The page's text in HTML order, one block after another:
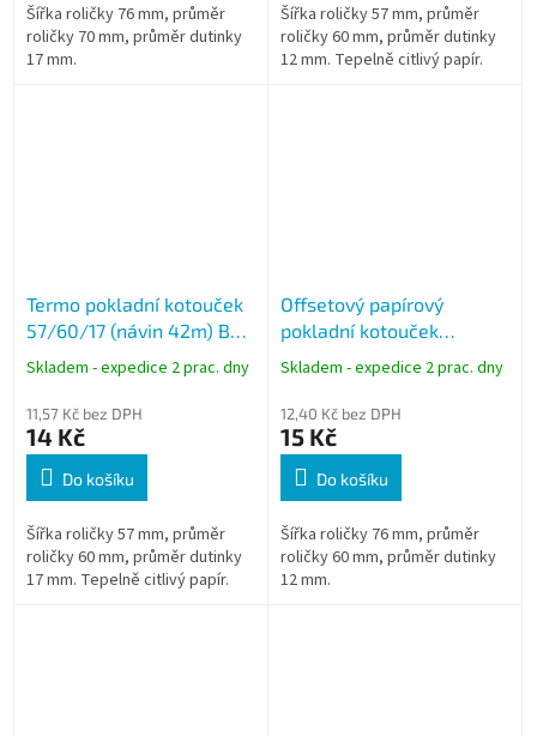
Šířka roličky 76 mm, průměr
roličky 70 mm, průměr dutinky
17 mm.
Šířka roličky 57 mm, průměr
roličky 60 mm, průměr dutinky
12 mm. Tepelně citlivý papír.
Termo pokladní kotouček
57/60/17 (návin 42m) BPA
free - celý karton
Skladem - expedice 2 prac. dny
11,57 Kč bez DPH
14 Kč
Do košíku
Šířka roličky 57 mm, průměr
roličky 60 mm, průměr dutinky
17 mm. Tepelně citlivý papír.
Offsetový papírový
pokladní kotouček
76/60/12 (návin 40m)
Skladem - expedice 2 prac. dny
12,40 Kč bez DPH
15 Kč
Do košíku
Šířka roličky 76 mm, průměr
roličky 60 mm, průměr dutinky
12 mm.